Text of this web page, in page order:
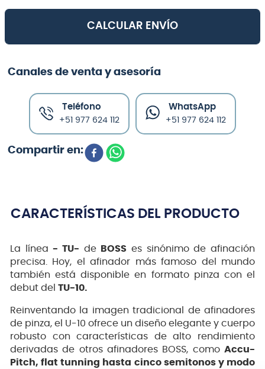
CALCULAR ENVÍO
Canales de venta y asesoría
Teléfono
+51 977 624 112
WhatsApp
+51 977 624 112
CARACTERÍSTICAS DEL PRODUCTO
La línea- TU- de BOSS es sinónimo de afinación
precisa. Hoy, el afinador más famoso del mundo
también está disponible en formato pinza con el
debut del TU-10.
Reinventando la imagen tradicional de afinadores
de pinza, el U-10 ofrece un diseño elegante y cuerpo
robusto con características de alto rendimiento
derivadas de otros afinadores BOSS, como Accu-
Pitch, flat tunning hasta cinco semitonos y modo